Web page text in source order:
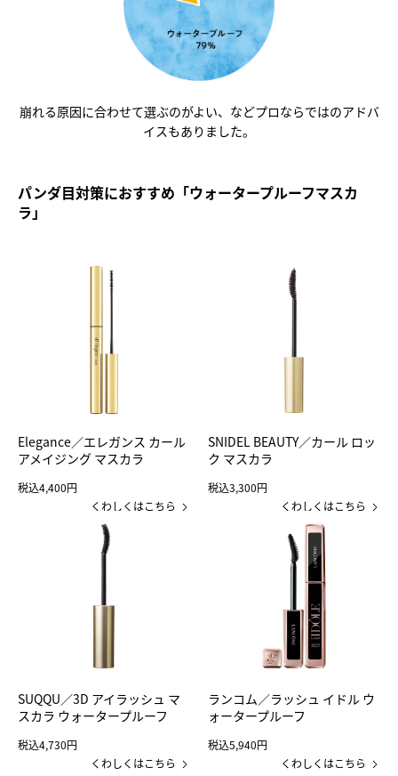
崩れる原因に合わせて選ぶのがよい、などプロならではのアドバ
イスもありました。
パンダ目対策におすすめ「ウォータープルーフマスカ
ラ」
Elegance／エレガンス カール
アメイジング マスカラ
税込4,400円
くわしくはこちら
SNIDEL BEAUTY／カール ロッ
ク マスカラ
税込3,300円
くわしくはこちら
SUQQU／3D アイラッシュ マ
スカラ ウォータープルーフ
税込4,730円
くわしくはこちら
ランコム／ラッシュ イドル ウ
ォータープルーフ
税込5,940円
くわしくはこちら